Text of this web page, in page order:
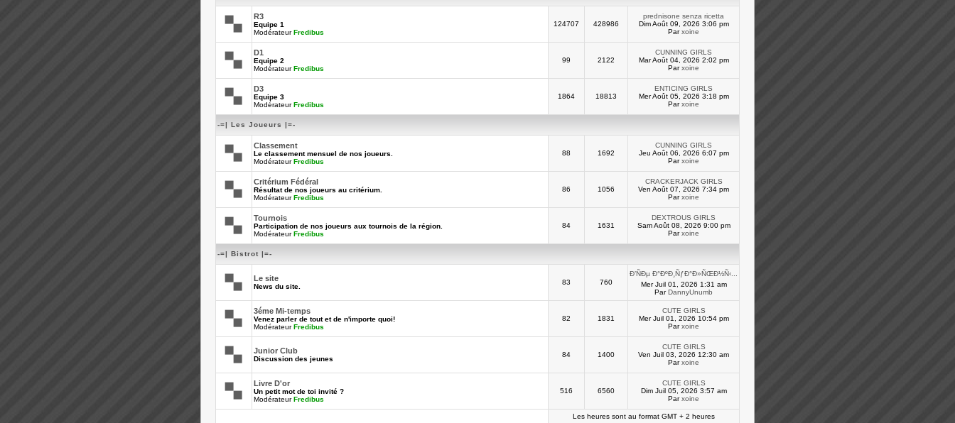
R3
Equipe 1
ModérateurFredibus
124707 428986
prednisone senza ricetta
Dim Août 09, 2026 3:06 pm
Parxoine
D1
Equipe 2
ModérateurFredibus
99 2122
CUNNING GIRLS
Mar Août 04, 2026 2:02 pm
Parxoine
D3
Equipe 3
ModérateurFredibus
1864 18813
ENTICING GIRLS
Mer Août 05, 2026 3:18 pm
Parxoine
-=| Les Joueurs |=-
Classement
Le classement mensuel de nos joueurs.
ModérateurFredibus
88 1692
CUNNING GIRLS
Jeu Août 06, 2026 6:07 pm
Parxoine
Critérium Fédéral
Résultat de nos joueurs au critérium.
ModérateurFredibus
86 1056
CRACKERJACK GIRLS
Ven Août 07, 2026 7:34 pm
Parxoine
Tournois
Participation de nos joueurs aux tournois de la région.
ModérateurFredibus
84 1631
DEXTROUS GIRLS
Sam Août 08, 2026 9:00 pm
Parxoine
-=| Bistrot |=-
Le site
News du site.
83 760
Ð’ÑÐµ Ð°ÐºÐ¸ÑƒÐ°Ð»ÑŒÐ½Ñ‹...
Mer Juil 01, 2026 1:31 am
ParDannyUnumb
3éme Mi-temps
Venez parler de tout et de n'importe quoi!
ModérateurFredibus
82 1831
CUTE GIRLS
Mer Juil 01, 2026 10:54 pm
Parxoine
Junior Club
Discussion des jeunes
84 1400
CUTE GIRLS
Ven Juil 03, 2026 12:30 am
Parxoine
Livre D'or
Un petit mot de toi invité ?
ModérateurFredibus
516 6560
CUTE GIRLS
Dim Juil 05, 2026 3:57 am
Parxoine
Les heures sont au format GMT + 2 heures